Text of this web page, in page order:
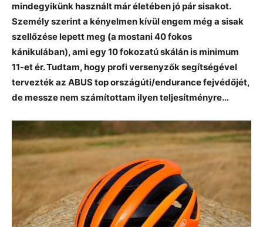
mindegyikünk használt már életében jó pár sisakot.
Személy szerint a kényelmen kívül engem még a sisak
szellőzése lepett meg (a mostani 40 fokos
kánikulában), ami egy 10 fokozatú skálán is minimum
11-et ér. Tudtam, hogy profi versenyzők segítségével
tervezték az ABUS top országúti/endurance fejvédőjét,
de messze nem számítottam ilyen teljesítményre…